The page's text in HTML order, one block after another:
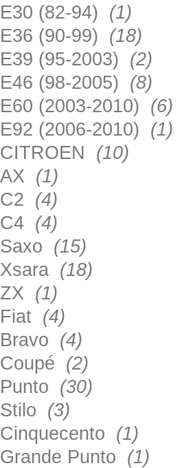
E30 (82-94) (1)
E36 (90-99) (18)
E39 (95-2003) (2)
E46 (98-2005) (8)
E60 (2003-2010) (6)
E92 (2006-2010) (1)
CITROEN (10)
AX (1)
C2 (4)
C4 (4)
Saxo (15)
Xsara (18)
ZX (1)
Fiat (4)
Bravo (4)
Coupé (2)
Punto (30)
Stilo (3)
Cinquecento (1)
Grande Punto (1)